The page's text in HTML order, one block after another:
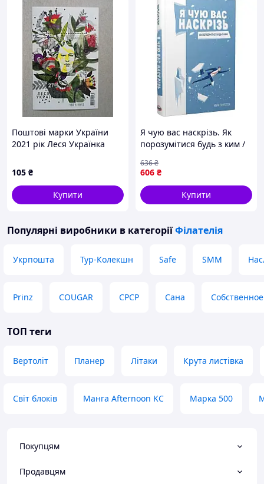
Поштові марки України
2021 рік Леся Українка
105 ₴
Купити
Я чую вас наскрізь. Як
порозумітися будь з ким /
606 ₴
636₴
Купити
Популярні виробники в категоріїФілателія
Укрпошта Тур-Колекшн Safe SMM
Prinz COUGAR СРСР Сана
ТОП теги
Вертоліт Планер Літаки Крута листівка
Світ блоків Манга Afternoon KC Марка 500
Покупцям
Продавцям